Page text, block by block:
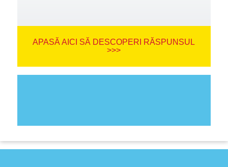
APASĂ AICI SĂ DESCOPERI RĂSPUNSUL
>>>